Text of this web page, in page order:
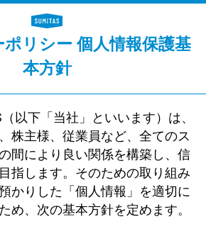
リシー 個人情報保護基
本方針
以下「当社」といいます）は、
株主様、従業員など、全てのス
間により良い関係を構築し、信
指します。そのための取り組み
かりした「個人情報」を適切に
め、次の基本方針を定めます。